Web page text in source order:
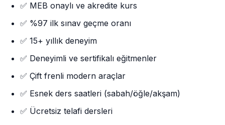
✅ MEB onaylı ve akredite kurs
✅ %97 ilk sınav geçme oranı
✅ 15+ yıllık deneyim
✅ Deneyimli ve sertifikalı eğitmenler
✅ Çift frenli modern araçlar
✅ Esnek ders saatleri (sabah/öğle/akşam)
✅ Ücretsiz telafi dersleri